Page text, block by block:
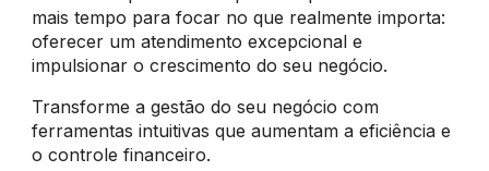
mais tempo para focar no que realmente importa:
oferecer um atendimento excepcional e
impulsionar o crescimento do seu negócio.
Transforme a gestão do seu negócio com
ferramentas intuitivas que aumentam a eficiência e
o controle financeiro.